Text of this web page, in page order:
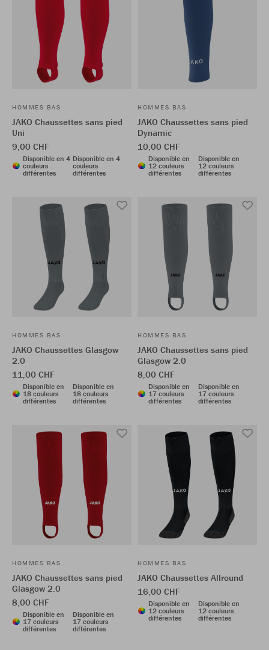
HOMMES BAS
JAKO Chaussettes sans pied
Uni
9,00 CHF
Disponible en 4
couleurs
différentes
Disponible en 4
couleurs
différentes
HOMMES BAS
JAKO Chaussettes sans pied
Dynamic
10,00 CHF
Disponible en
12 couleurs
différentes
Disponible en
12 couleurs
différentes
HOMMES BAS
JAKO Chaussettes Glasgow
2.0
11,00 CHF
Disponible en
18 couleurs
différentes
Disponible en
18 couleurs
différentes
HOMMES BAS
JAKO Chaussettes sans pied
Glasgow 2.0
8,00 CHF
Disponible en
17 couleurs
différentes
Disponible en
17 couleurs
différentes
HOMMES BAS
JAKO Chaussettes sans pied
Glasgow 2.0
8,00 CHF
Disponible en
17 couleurs
différentes
Disponible en
17 couleurs
différentes
HOMMES BAS
JAKO Chaussettes Allround
16,00 CHF
Disponible en
12 couleurs
différentes
Disponible en
12 couleurs
différentes